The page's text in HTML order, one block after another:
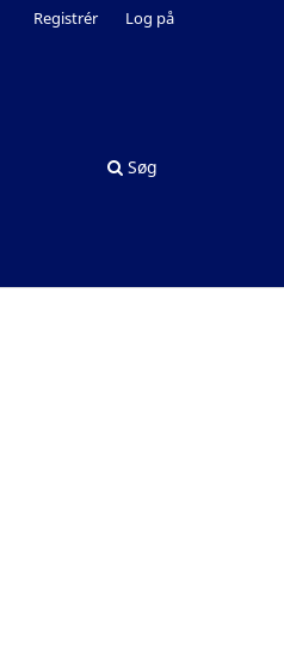
Søg
Registrér Log på